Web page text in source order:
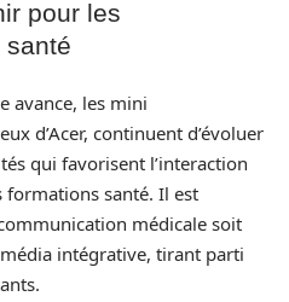
pour les
santé
avance, les mini
d’Acer, continuent d’évoluer
qui favorisent l’interaction
formations santé. Il est
médicale soit
intégrative, tirant parti